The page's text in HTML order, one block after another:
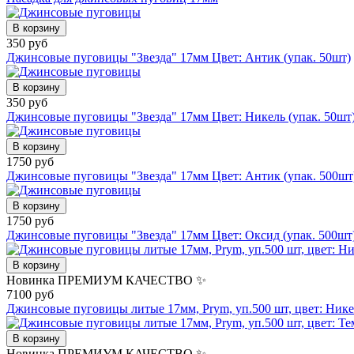
В корзину
350 руб
Джинсовые пуговицы "Звезда" 17мм Цвет: Антик (упак. 50шт)
В корзину
350 руб
Джинсовые пуговицы "Звезда" 17мм Цвет: Никель (упак.
В корзину
1750 руб
Джинсовые пуговицы "Звезда" 17мм Цвет: Антик (упак.
В корзину
1750 руб
Джинсовые пуговицы "Звезда" 17мм Цвет: Оксид (упак.
В корзину
Новинка ПРЕМИУМ КАЧЕСТВО ✨
7100 руб
Джинсовые пуговицы литые 17мм, Prym, уп.500 шт, цвет:
В корзину